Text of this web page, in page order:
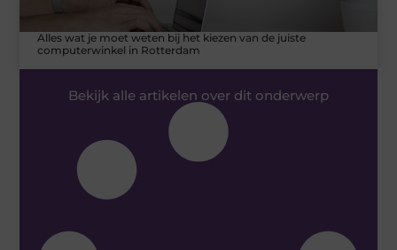
Alles wat je moet weten bij het kiezen van de juiste
computerwinkel in Rotterdam
Bekijk alle artikelen over dit onderwerp